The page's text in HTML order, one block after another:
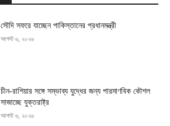
সৌদি সফরে যাচ্ছেন পাকিস্তানের প্রধানমন্ত্রী
আগস্ট ৬, ২০২৬
চীন-রাশিয়ার সঙ্গে সম্ভাব্য যুদ্ধের জন্য পারমাণবিক কৌশল
সাজাচ্ছে যুক্তরাষ্ট্র
আগস্ট ৬, ২০২৬